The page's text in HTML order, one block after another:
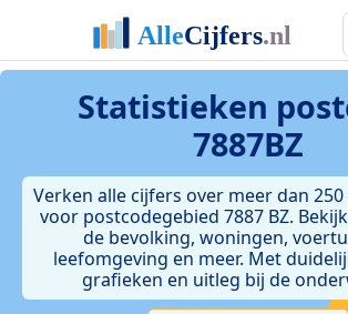
Statistieken
7887BZ
Verken alle cijfers over meer dan
voor postcodegebied 7887 BZ.
de bevolking, woningen,
leefomgeving en meer. Met
grafieken en uitleg bij de